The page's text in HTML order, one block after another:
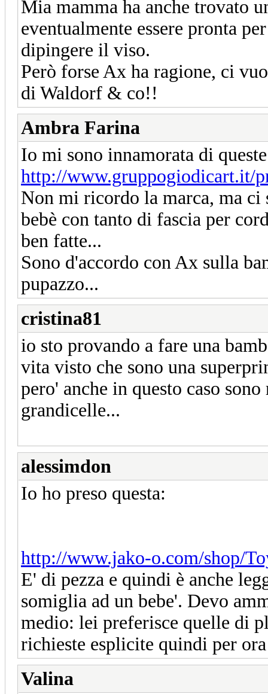
Mia mamma ha anche trovato
eventualmente essere pronta
dipingere il viso.
Però forse Ax ha ragione, ci
di Waldorf & co!!
Ambra Farina
Io mi sono innamorata di
http://www.gruppogiodicart.it/
Non mi ricordo la marca, ma ci
bebè con tanto di fascia per
ben fatte...
Sono d'accordo con Ax sulla
pupazzo...
cristina81
io sto provando a fare una
vita visto che sono una
pero' anche in questo caso
grandicelle...
alessimdon
Io ho preso questa:
http://www.jako-o.com/shop/
E' di pezza e quindi è anche
somiglia ad un bebe'. Devo
medio: lei preferisce quelle di
richieste esplicite quindi per
Valina